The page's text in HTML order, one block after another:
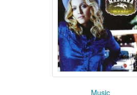
Music